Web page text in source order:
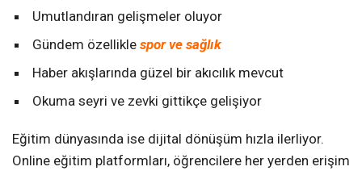
Umutlandıran gelişmeler oluyor
Gündem özellikle spor ve sağlık
Haber akışlarında güzel bir akıcılık mevcut
Okuma seyri ve zevki gittikçe gelişiyor
Eğitim dünyasında ise dijital dönüşüm hızla ilerliyor.
Online eğitim platformları, öğrencilere her yerden erişim